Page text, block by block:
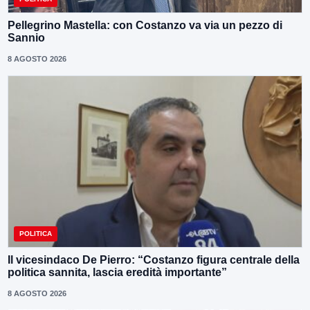
Pellegrino Mastella: con Costanzo va via un pezzo di
Sannio
8 AGOSTO 2026
POLITICA
Il vicesindaco De Pierro: “Costanzo figura centrale della
politica sannita, lascia eredità importante”
8 AGOSTO 2026